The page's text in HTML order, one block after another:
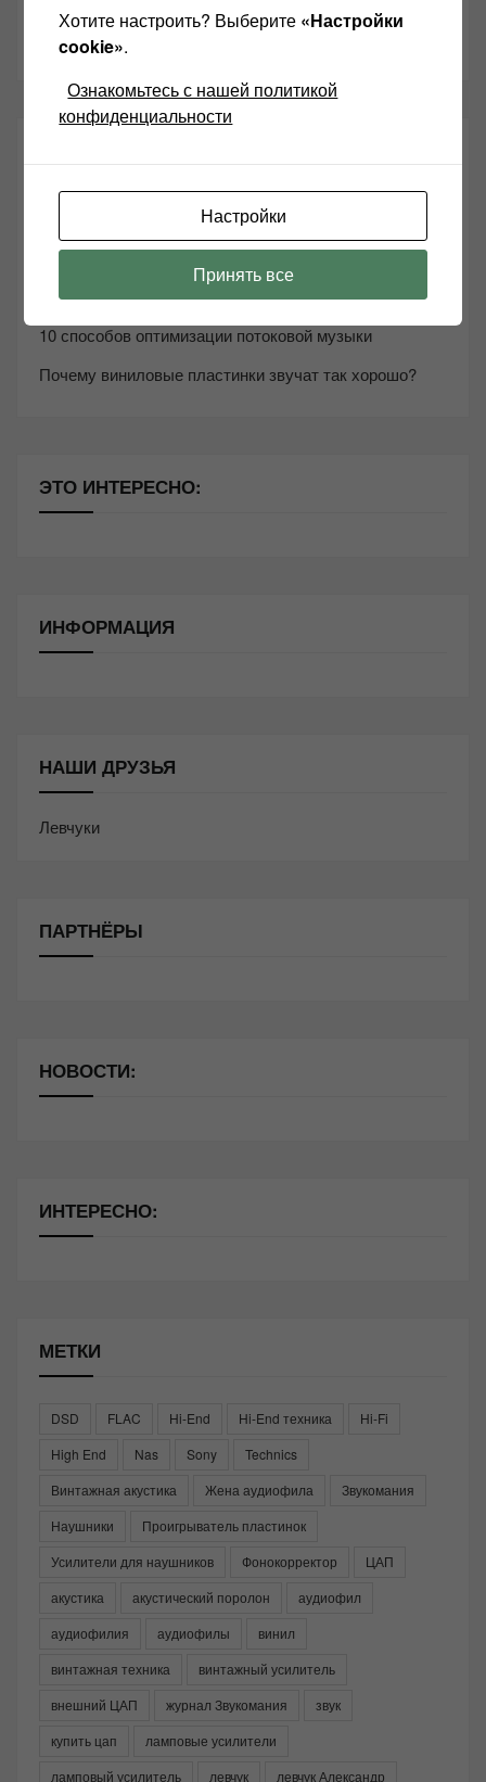
ТАКЖЕ ЧИТАЕМ:
Возьмите друга в салон Hi-Fi техники
Чем дороже аудиотехника, тем лучше звучит?
Секреты Hi-Fi
10 способов оптимизации потоковой музыки
Почему виниловые пластинки звучат так хорошо?
ЭТО ИНТЕРЕСНО:
ИНФОРМАЦИЯ
НАШИ ДРУЗЬЯ
Левчуки
ПАРТНЁРЫ
НОВОСТИ:
ИНТЕРЕСНО:
МЕТКИ
DSD FLAC Hi-End Hi-End техника
Hi-Fi
High End
Nas Sony
Technics
Винтажная акустика
Жена аудиофила
Звукомания
Наушники
Проигрыватель пластинок
Усилители для наушников
Фонокорректор
ЦАП
акустика
акустический поролон
аудиофил
аудиофилия
аудиофилы
винил
винтажная техника
винтажный усилитель
внешний ЦАП
журнал Звукомания
звук
купить цап
ламповые усилители
ламповый усилитель
левчук
левчук Александр
Хотите настроить? Выберите «Настройки
cookie».
Ознакомьтесь с нашей политикой
конфиденциальности
Настройки
Принять все